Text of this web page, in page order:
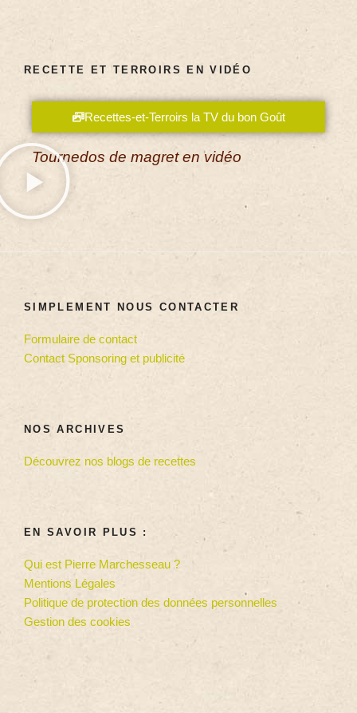
RECETTE ET TERROIRS EN VIDÉO
Recettes-et-Terroirs la TV du bon Goût
Tournedos de magret en vidéo
SIMPLEMENT NOUS CONTACTER
Formulaire de contact
Contact Sponsoring et publicité
NOS ARCHIVES
Découvrez nos blogs de recettes
EN SAVOIR PLUS :
Qui est Pierre Marchesseau ?
Mentions Légales
Politique de protection des données personnelles
Gestion des cookies